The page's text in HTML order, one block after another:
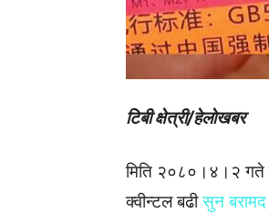
टिबी क्षेत्री/हेलाेखबर
मिति २०८०।४।२ गते
क्वीन्टल बढीसुन बरामद